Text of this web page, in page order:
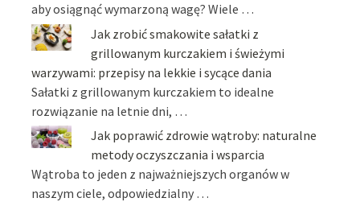
aby osiągnąć wymarzoną wagę? Wiele …
Jak zrobić smakowite sałatki z
grillowanym kurczakiem i świeżymi
warzywami: przepisy na lekkie i sycące dania
Sałatki z grillowanym kurczakiem to idealne
rozwiązanie na letnie dni, …
Jak poprawić zdrowie wątroby: naturalne
metody oczyszczania i wsparcia
Wątroba to jeden z najważniejszych organów w
naszym ciele, odpowiedzialny …